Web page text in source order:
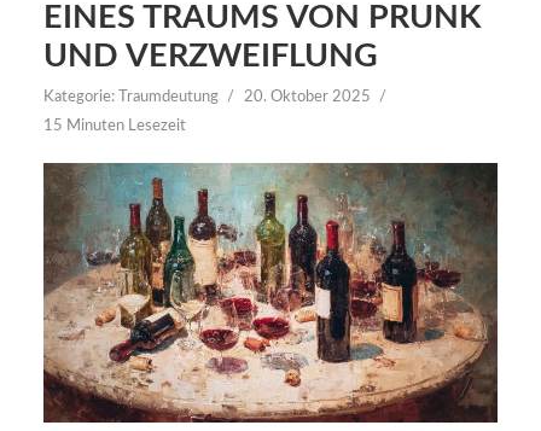
EINES TRAUMS VON PRUNK
UND VERZWEIFLUNG
Kategorie: Traumdeutung
20. Oktober 2025
15 Minuten Lesezeit